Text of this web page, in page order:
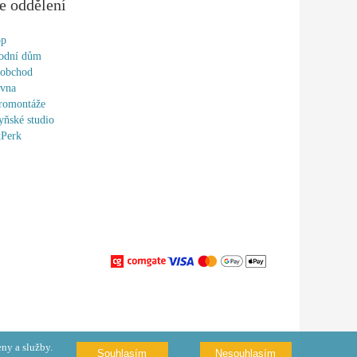
oddělení
dům
studio
a služby.
Souhlasím Nesouhlasím